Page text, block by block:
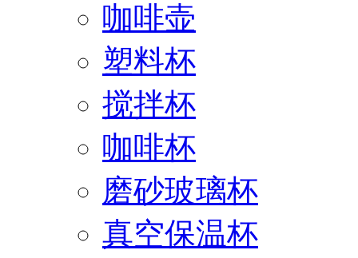
咖啡壶
塑料杯
搅拌杯
咖啡杯
磨砂玻璃杯
真空保温杯